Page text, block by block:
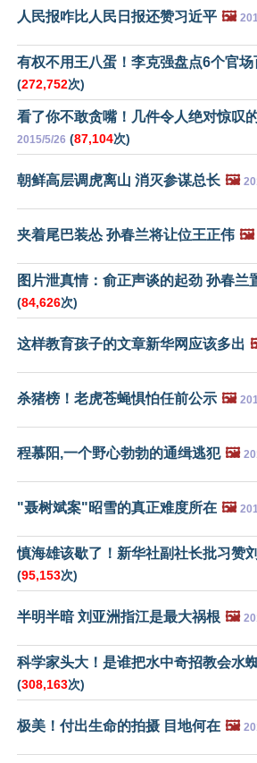
人民报咋比人民日报还赞习近平 🖼️
有权不用王八蛋！李克强盘点6个官场
(272,752次)
看了你不敢贪嘴！几件令人绝对惊叹
2015/5/26 (87,104次)
朝鲜高层调虎离山 消灭参谋总长 🖼️
夹着尾巴装怂 孙春兰将让位王正伟 🖼️
图片泄真情：俞正声谈的起劲 孙春兰
(84,626次)
这样教育孩子的文章新华网应该多出
杀猪榜！老虎苍蝇惧怕任前公示 🖼️
程慕阳,一个野心勃勃的通缉逃犯 🖼️
"聂树斌案"昭雪的真正难度所在 🖼️
慎海雄该歇了！新华社副社长批习赞
(95,153次)
半明半暗 刘亚洲指江是最大祸根 🖼️
科学家头大！是谁把水中奇招教会水
(308,163次)
极美！付出生命的拍摄 目地何在 🖼️